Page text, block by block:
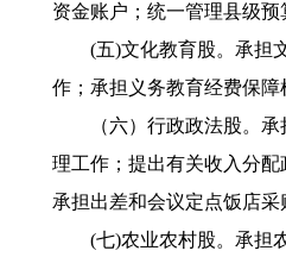
资金账户；统一管理县级
(五)文化教育股。承担文
作；承担义务教育经费保障
（六）行政政法股。承担
理工作；提出有关收入分
承担出差和会议定点饭店
(七)农业农村股。承担农